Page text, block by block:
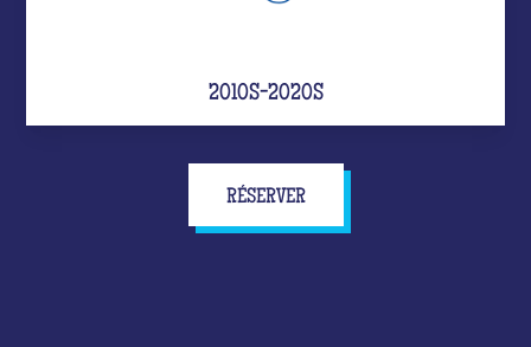
2010S-2020S
RÉSERVER